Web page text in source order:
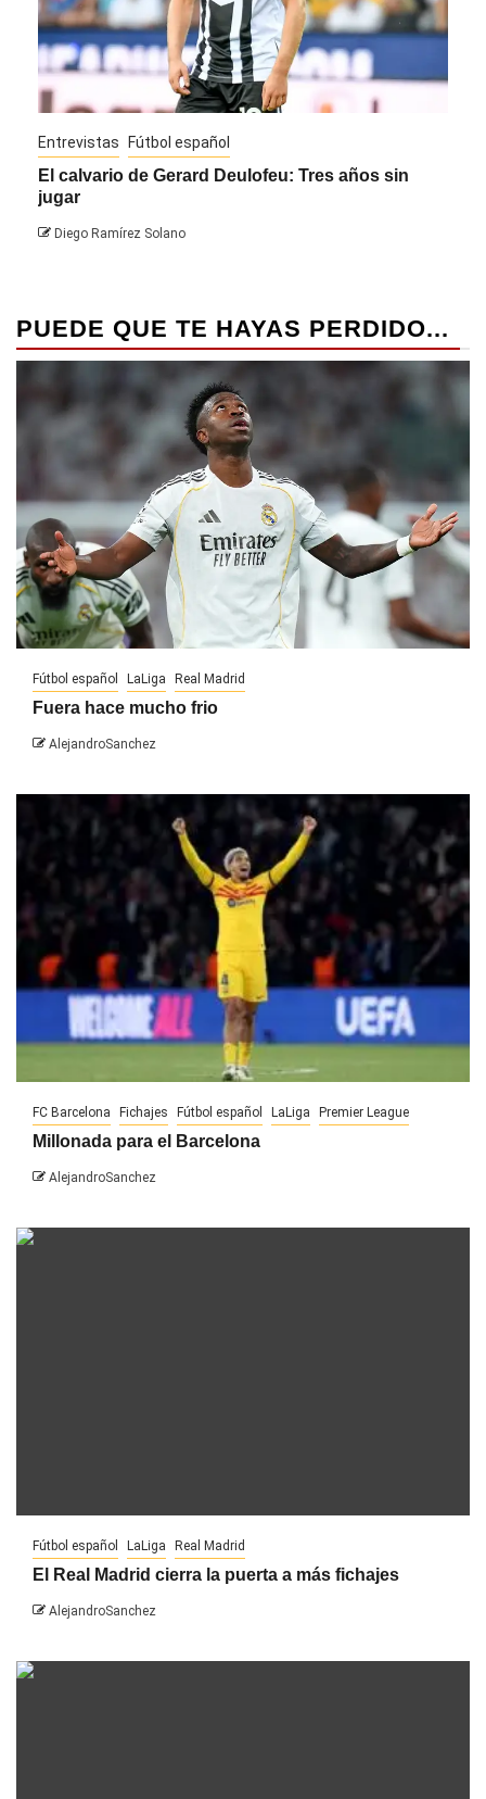
Entrevistas Fútbol español
El calvario de Gerard Deulofeu: Tres años sin
jugar
Diego Ramírez Solano
PUEDE QUE TE HAYAS PERDIDO...
Fútbol español LaLiga Real Madrid
Fuera hace mucho frio
AlejandroSanchez
FC Barcelona Fichajes Fútbol español LaLiga Premier League
Millonada para el Barcelona
AlejandroSanchez
Fútbol español LaLiga Real Madrid
El Real Madrid cierra la puerta a más fichajes
AlejandroSanchez